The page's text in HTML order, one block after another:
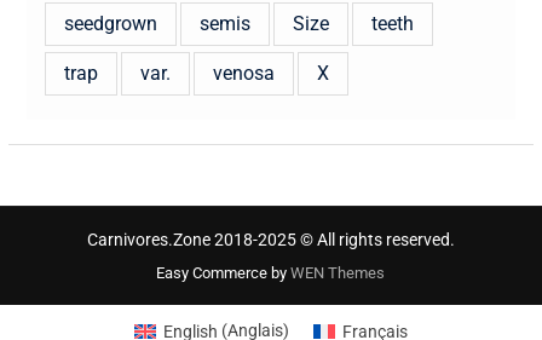
seedgrown semis Size teeth
trap var. venosa X
Carnivores.Zone 2018-2025 © All rights reserved.
Easy Commerce byWEN Themes
English (Anglais) Français